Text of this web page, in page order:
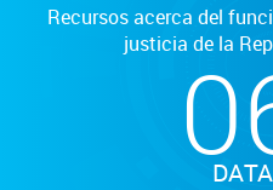
Recursos acerca del
justicia de la